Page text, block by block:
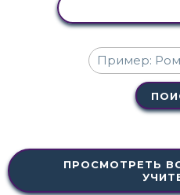
ПРОСМОТРЕТЬ